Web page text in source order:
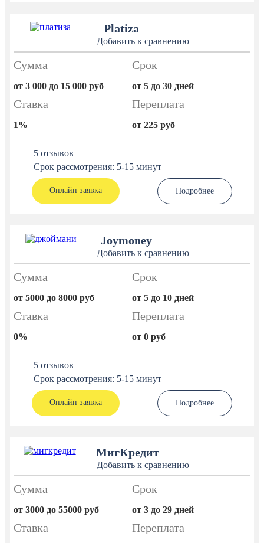
Platiza
Добавить к сравнению
Сумма
от 3 000 до 15 000 руб
Срок
от 5 до 30 дней
Ставка
1%
Переплата
от 225 руб
5 отзывов
Срок рассмотрения: 5-15 минут
Онлайн заявка Подробнее
Joymoney
Добавить к сравнению
Сумма
от 5000 до 8000 руб
Срок
от 5 до 10 дней
Ставка
0%
Переплата
от 0 руб
5 отзывов
Срок рассмотрения: 5-15 минут
Онлайн заявка Подробнее
МигКредит
Добавить к сравнению
Сумма
от 3000 до 55000 руб
Срок
от 3 до 29 дней
Ставка Переплата